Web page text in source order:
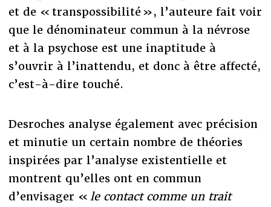
et de « transpossibilité », l’auteure fait voir
que le dénominateur commun à la névrose
et à la psychose est une inaptitude à
s’ouvrir à l’inattendu, et donc à être affecté,
c’est-à-dire touché.
Desroches analyse également avec précision
et minutie un certain nombre de théories
inspirées par l’analyse existentielle et
montrent qu’elles ont en commun
d’envisager « le contact comme un trait